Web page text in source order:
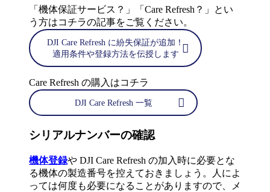
「機体保証サービス？」「Care Refresh？」とい
う方はコチラの記事をご覧ください。
DJI Care Refresh に紛失保証が追加！
適用条件や登録方法を伝授します
Care Refresh の購入はコチラ
DJI Care Refresh 一覧
シリアルナンバーの確認
機体登録や DJI Care Refresh の加入時に必要とな
る機体の製造番号を控えておきましょう。人によ
っては何度も必要になることがありますので、メ